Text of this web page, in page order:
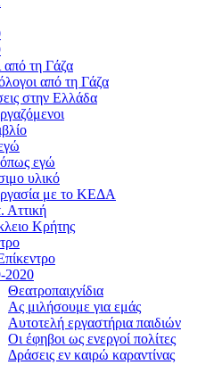
τη Γάζα
από τη Γάζα
στην Ελλάδα
εγώ
υλικό
με το ΚΕΔΑ
Αττική
Κρήτης
2020
Θεατροπαιχνίδια
Ας μιλήσουμε για εμάς
Αυτοτελή εργαστήρια παιδιών
Οι έφηβοι ως ενεργοί πολίτες
Δράσεις εν καιρώ καραντίνας